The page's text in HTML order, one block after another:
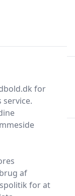
for
af
for at